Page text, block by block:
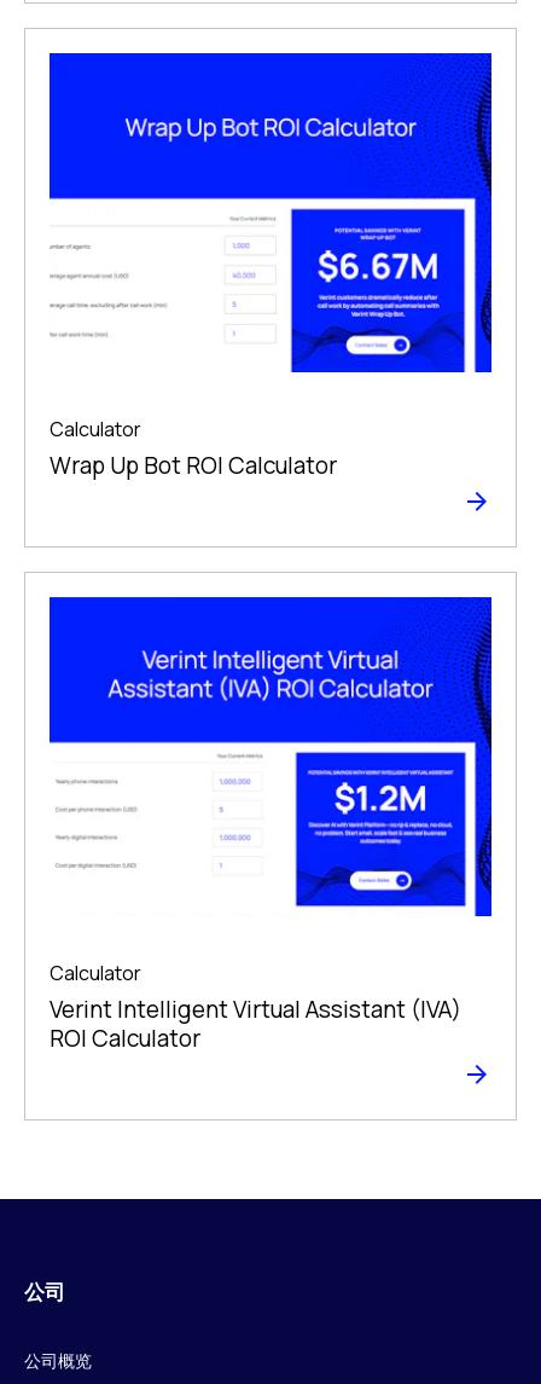
Calculator
Wrap Up Bot ROI Calculator
Calculator
Verint Intelligent Virtual Assistant (IVA)
ROI Calculator
公司
公司概览